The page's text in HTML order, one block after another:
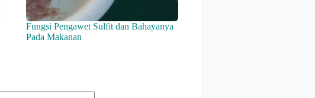
Fungsi Pengawet Sulfit dan Bahayanya
Pada Makanan